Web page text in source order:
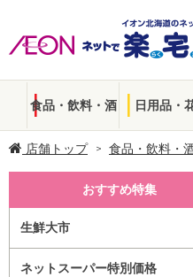
食品・飲料・酒 日用品・
店舗トップ 食品・飲料・
おすすめ特集
生鮮大市
ネットスーパー特別価格